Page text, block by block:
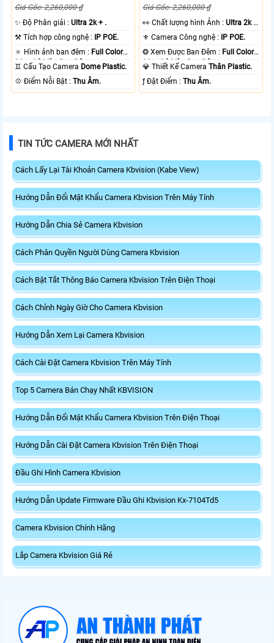
Giá Gốc: 2,260,000 ₫
✨ Độ Phân giải :Ultra 2k + .
⚒ Tích hợp công nghệ : IP POE.
🔅 Hình ảnh ban đêm : Full Color
30m Có Màu Ban Ðêm.
♊ Cấu Tạo Camera Dome Plastic.
️💠 Điểm Nỗi Bật :Thu Âm.
Giá Gốc: 2,260,000 ₫
️👀 Chất lượng hình Ảnh :Ultra 2k +
⚜️ Camera Công nghệ : IP POE.
❂ Xem Được Ban Đêm : Full Color
30m Có Màu Ban Ðêm.
💎 Thiết Kế CameraThân Plastic.
️ƒ Đặt Điểm :Thu Âm.
TIN TỨC CAMERA MỚI NHẤT
Cách Lấy Lại Tài Khoản Camera Kbvision (Kabe View)
Hướng Dẫn Đổi Mật Khẩu Camera Kbvision Trên Máy Tính
Hướng Dẫn Chia Sẻ Camera Kbvision
Cách Phân Quyền Người Dùng Camera Kbvision
Cách Bật Tắt Thông Báo Camera Kbvision Trên Điện Thoại
Cách Chỉnh Ngày Giờ Cho Camera Kbvision
Hướng Dẫn Xem Lại Camera Kbvision
Cách Cài Đặt Camera Kbvision Trên Máy Tính
Top 5 Camera Bán Chạy Nhất KBVISION
Hướng Dẫn Đổi Mật Khẩu Camera Kbvision Trên Điện Thoại
Hướng Dẫn Cài Đặt Camera Kbvision Trên Điện Thoại
Đầu Ghi Hình Camera Kbvision
Hướng Dẫn Update Firmware Đầu Ghi Kbvision Kx-7104Td5
Camera Kbvision Chính Hãng
Lắp Camera Kbvision Giá Rẻ